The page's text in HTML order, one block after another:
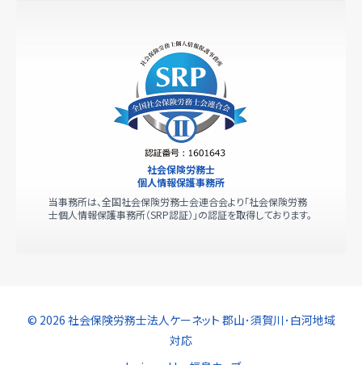
社会保険労務士
個人情報保護事務所
当事務所は、全国社会保険労務士会連合会より「社会保険労務
士個人情報保護事務所（SRP認証）」の認証を取得しております。
© 2026 社会保険労務士法人ケーネット 郡山･須賀川･白河地域
対応